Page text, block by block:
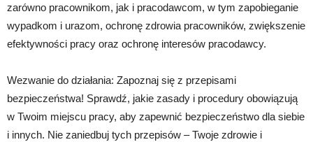
zarówno pracownikom, jak i pracodawcom, w tym zapobieganie
wypadkom i urazom, ochronę zdrowia pracowników, zwiększenie
efektywności pracy oraz ochronę interesów pracodawcy.
Wezwanie do działania: Zapoznaj się z przepisami
bezpieczeństwa! Sprawdź, jakie zasady i procedury obowiązują
w Twoim miejscu pracy, aby zapewnić bezpieczeństwo dla siebie
i innych. Nie zaniedbuj tych przepisów – Twoje zdrowie i